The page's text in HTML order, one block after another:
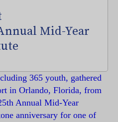
Mid-Year
365 youth, gathered
in Orlando, Florida, from
Annual Mid-Year
anniversary for one of